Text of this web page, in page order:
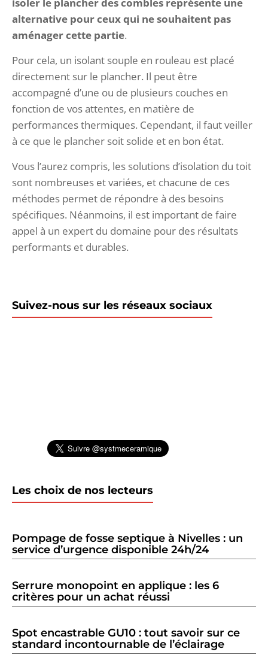
isoler le plancher des combles représente une
alternative pour ceux qui ne souhaitent pas
aménager cette partie.
Pour cela, un isolant souple en rouleau est placé
directement sur le plancher. Il peut être
accompagné d’une ou de plusieurs couches en
fonction de vos attentes, en matière de
performances thermiques. Cependant, il faut veiller
à ce que le plancher soit solide et en bon état.
Vous l’aurez compris, les solutions d’isolation du toit
sont nombreuses et variées, et chacune de ces
méthodes permet de répondre à des besoins
spécifiques. Néanmoins, il est important de faire
appel à un expert du domaine pour des résultats
performants et durables.
Suivez-nous sur les réseaux sociaux
Les choix de nos lecteurs
Pompage de fosse septique à Nivelles : un
service d’urgence disponible 24h/24
Serrure monopoint en applique : les 6
critères pour un achat réussi
Spot encastrable GU10 : tout savoir sur ce
standard incontournable de l’éclairage